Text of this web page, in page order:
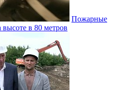
Пожарные
в 80 метров